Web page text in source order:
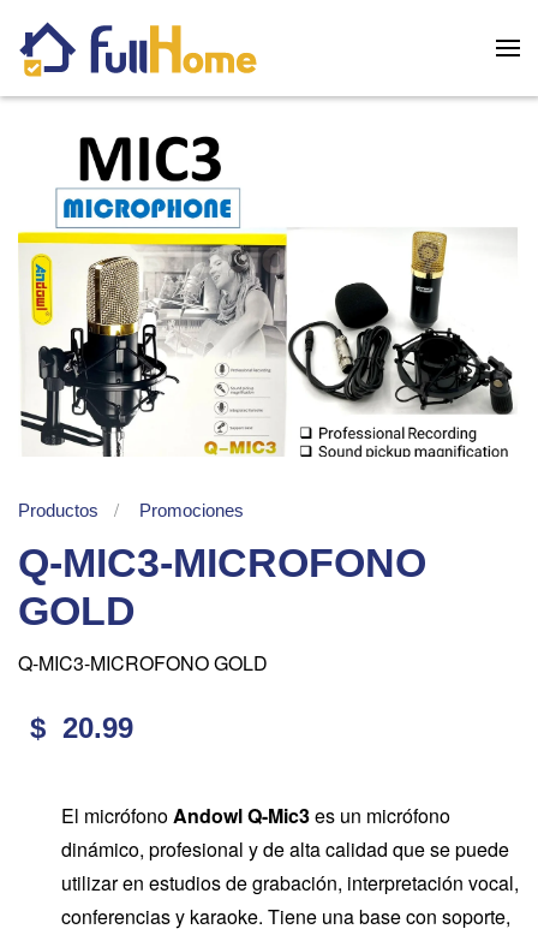
Skip to main content
Productos Promociones
Q-MIC3-MICROFONO
GOLD
Q-MIC3-MICROFONO GOLD
$ 20.99
El micrófonoAndowl Q-Mic3es un micrófono
dinámico, profesional y de alta calidad que se puede
utilizar en estudios de grabación, interpretación vocal,
conferencias y karaoke. Tiene una base con soporte,